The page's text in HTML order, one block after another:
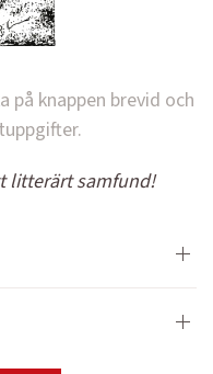
knappen brevid och
litterärt samfund!